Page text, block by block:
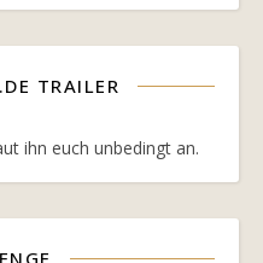
TRAILER
ihn euch unbedingt an.